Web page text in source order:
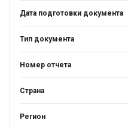
Дата подготовки документа
Тип документа
Номер отчета
Страна
Регион